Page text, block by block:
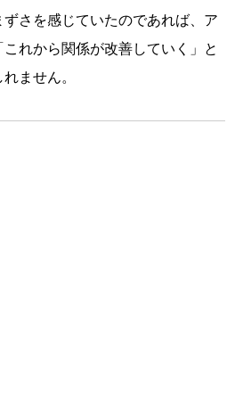
さを感じていたのであれば、ア
れから関係が改善していく」と
ません。